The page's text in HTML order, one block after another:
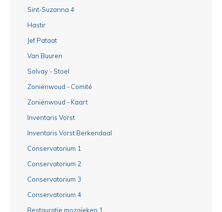
Sint-Suzanna 4
Hastir
Jef Pataat
Van Buuren
Solvay - Stoel
Zoniënwoud - Comité
Zoniënwoud - Kaart
Inventaris Vorst
Inventaris Vorst Berkendaal
Conservatorium 1
Conservatorium 2
Conservatorium 3
Conservatorium 4
Restauratie mozaïeken 1